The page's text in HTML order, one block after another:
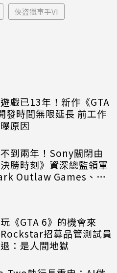
俠盜獵車手VI
戲已13年！新作《GTA
發時間無限延長 前工作
原因
到兩年！Sony關閉由
勝時刻》資深總監領軍
Outlaw Games、同
《GTA 6》的機會來
招募品管測試員
：是人間地獄